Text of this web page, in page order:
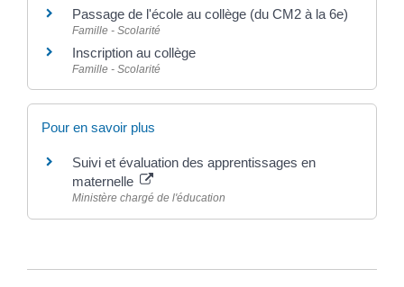
Passage de l'école au collège (du CM2 à la 6e)
Famille - Scolarité
Inscription au collège
Famille - Scolarité
Pour en savoir plus
Suivi et évaluation des apprentissages en
maternelle
Ministère chargé de l'éducation